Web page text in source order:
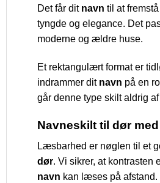
Det får dit navn til at
tyngde og elegance. Det
moderne og ældre huse.
Et rektangulært format er
indrammer dit navn på en
går denne type skilt aldrig
Navneskilt til dør
Læsbarhed er nøglen til et
dør. Vi sikrer, at kontrasten
navn kan læses på afstand.